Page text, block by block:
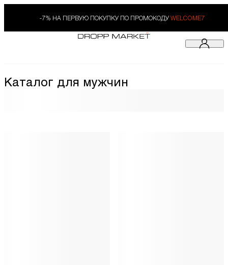
-7% НА ПЕРВУЮ ПОКУПКУ ПО ПРОМОКОДУ WELCOME7
Каталог для мужчин